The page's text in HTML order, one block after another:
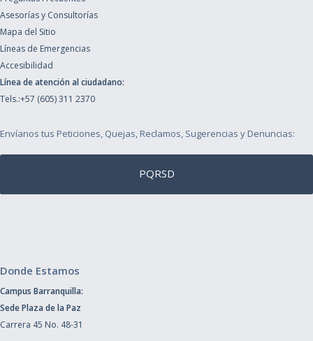
Asesorías y Consultorías
Mapa del Sitio
Líneas de Emergencias
Accesibilidad
Línea de atención al ciudadano:
Tels.:+57 (605) 311 2370
Envíanos tus Peticiones, Quejas, Reclamos, Sugerencias y Denuncias:
PQRSD
Donde Estamos
Campus Barranquilla:
Sede Plaza de la Paz
Carrera 45 No. 48-31